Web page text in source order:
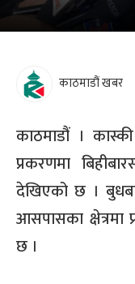
काठमाडौं खबर
काठमाडौं ।
प्रकरणमा
देखिएको छ ।
आसपासका क्षेत्रमा
छ ।